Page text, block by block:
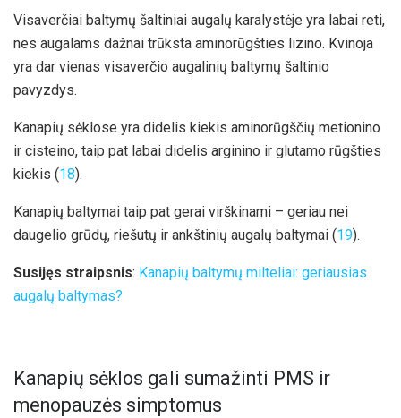
Visaverčiai baltymų šaltiniai augalų karalystėje yra labai reti,
nes augalams dažnai trūksta aminorūgšties lizino. Kvinoja
yra dar vienas visaverčio augalinių baltymų šaltinio
pavyzdys.
Kanapių sėklose yra didelis kiekis aminorūgščių metionino
ir cisteino, taip pat labai didelis arginino ir glutamo rūgšties
kiekis (18).
Kanapių baltymai taip pat gerai virškinami – geriau nei
daugelio grūdų, riešutų ir ankštinių augalų baltymai (19).
Susijęs straipsnis: Kanapių baltymų milteliai: geriausias
augalų baltymas?
Kanapių sėklos gali sumažinti PMS ir
menopauzės simptomus